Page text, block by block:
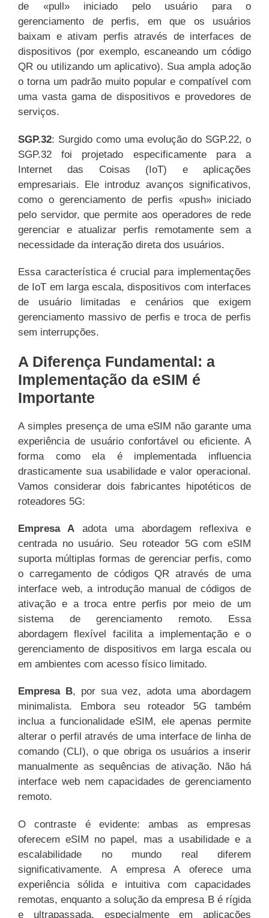
de «pull» iniciado pelo usuário para o
gerenciamento de perfis, em que os usuários
baixam e ativam perfis através de interfaces de
dispositivos (por exemplo, escaneando um código
QR ou utilizando um aplicativo). Sua ampla adoção
o torna um padrão muito popular e compatível com
uma vasta gama de dispositivos e provedores de
serviços.
SGP.32: Surgido como uma evolução do SGP.22, o
SGP.32 foi projetado especificamente para a
Internet das Coisas (IoT) e aplicações
empresariais. Ele introduz avanços significativos,
como o gerenciamento de perfis «push» iniciado
pelo servidor, que permite aos operadores de rede
gerenciar e atualizar perfis remotamente sem a
necessidade da interação direta dos usuários.
Essa característica é crucial para implementações
de IoT em larga escala, dispositivos com interfaces
de usuário limitadas e cenários que exigem
gerenciamento massivo de perfis e troca de perfis
sem interrupções.
A Diferença Fundamental: a
Implementação da eSIM é
Importante
A simples presença de uma eSIM não garante uma
experiência de usuário confortável ou eficiente. A
forma como ela é implementada influencia
drasticamente sua usabilidade e valor operacional.
Vamos considerar dois fabricantes hipotéticos de
roteadores 5G:
Empresa A adota uma abordagem reflexiva e
centrada no usuário. Seu roteador 5G com eSIM
suporta múltiplas formas de gerenciar perfis, como
o carregamento de códigos QR através de uma
interface web, a introdução manual de códigos de
ativação e a troca entre perfis por meio de um
sistema de gerenciamento remoto. Essa
abordagem flexível facilita a implementação e o
gerenciamento de dispositivos em larga escala ou
em ambientes com acesso físico limitado.
Empresa B, por sua vez, adota uma abordagem
minimalista. Embora seu roteador 5G também
inclua a funcionalidade eSIM, ele apenas permite
alterar o perfil através de uma interface de linha de
comando (CLI), o que obriga os usuários a inserir
manualmente as sequências de ativação. Não há
interface web nem capacidades de gerenciamento
remoto.
O contraste é evidente: ambas as empresas
oferecem eSIM no papel, mas a usabilidade e a
escalabilidade no mundo real diferem
significativamente. A empresa A oferece uma
experiência sólida e intuitiva com capacidades
remotas, enquanto a solução da empresa B é rígida
e ultrapassada, especialmente em aplicações